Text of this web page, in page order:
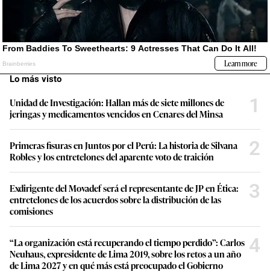
Lo más visto
Unidad de Investigación: Hallan más de siete millones de
jeringas y medicamentos vencidos en Cenares del Minsa
1
Primeras fisuras en Juntos por el Perú: La historia de Silvana
Robles y los entretelones del aparente voto de traición
2
Exdirigente del Movadef será el representante de JP en Ética:
entretelones de los acuerdos sobre la distribución de las
comisiones
3
“La organización está recuperando el tiempo perdido”: Carlos
Neuhaus, expresidente de Lima 2019, sobre los retos a un año
de Lima 2027 y en qué más está preocupado el Gobierno
4